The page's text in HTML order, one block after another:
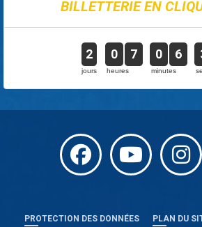
BILLETTERIE EN
2
jours
0 7
heures
0 6
minutes
PROTECTION DES DONNÉES PLAN DU